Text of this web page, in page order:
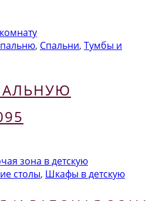
, Спальни, Тумбы и
столы, Шкафы в детскую